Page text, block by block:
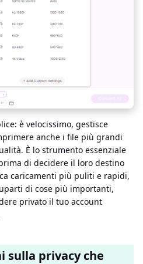
è velocissimo, gestisce
anche i file più grandi
È lo strumento essenziale
di decidere il loro destino
caricamenti più puliti e rapidi,
di cose più importanti,
privato il tuo account
sulla privacy che